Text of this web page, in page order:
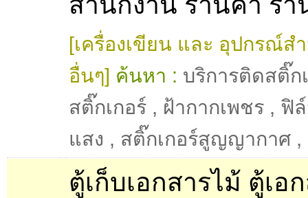
[เครื่องเขียน และ อุปกรณ์ส
อื่นๆ] ค้นหา : บริการติดสติ๊ก
สติ๊กเกอร์ , ฝ้ากากเพชร , ฟิ
แสง , สติ๊กเกอร์สูญญากาศ ,
ตู้เก็บเอกสารไม้ ตู้เอ